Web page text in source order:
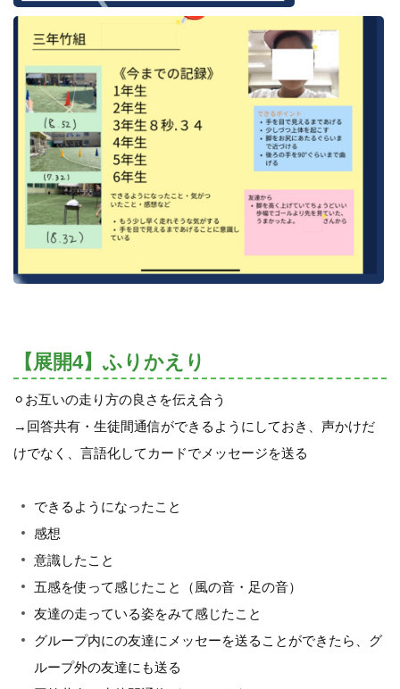
【展開4】ふりかえり
⚪︎お互いの走り方の良さを伝え合う
→回答共有・生徒間通信ができるようにしておき、声かけだ
けでなく、言語化してカードでメッセージを送る
できるようになったこと
感想
意識したこと
五感を使って感じたこと（風の音・足の音）
友達の走っている姿をみて感じたこと
グループ内にの友達にメッセーを送ることができたら、グ
ループ外の友達にも送る